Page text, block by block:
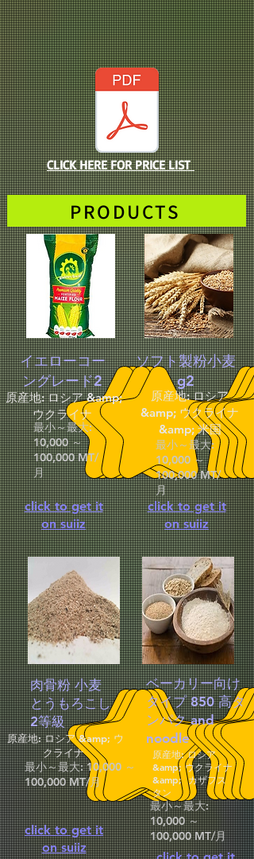
CLICK HERE FOR PRICE LIST
PRODUCTS
イエローコー
ングレード2
原産地: ロシア &amp;
ウクライナ
最小～最大:
10,000 ～
100,000 MT/
月
ソフト製粉小麦
g2
原産地: ロシア
&amp; ウクライナ
&amp; 米国
最小～最大:
10,000 ～
100,000 MT/
月
click to get it
on suiiz
click to get it
on suiiz
肉骨粉 小麦
とうもろこし
2等級
原産地: ロシア &amp; ウ
クライナ
最小～最大: 10,000 ～
100,000 MT/月
click to get it
on suiiz
ベーカリー向け
タイプ 850 高タ
ンパク and
noodle
原産地: ロシア
&amp; ウクライナ
&amp; カザフス
タン
最小～最大:
10,000 ～
100,000 MT/月